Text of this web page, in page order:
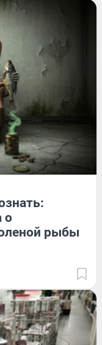
о
рыбы